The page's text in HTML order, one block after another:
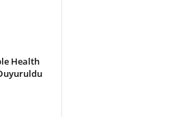
Health